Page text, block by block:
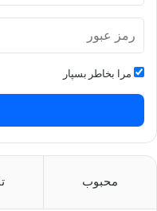
مرا بخاطر بسپار
محبوب